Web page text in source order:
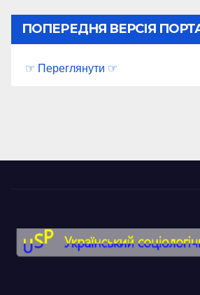
ПОПЕРЕДНЯ ВЕРСІЯ
☞ Переглянути ☞